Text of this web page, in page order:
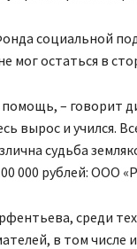
социальной
мог остаться в
помощь, – говорит
вырос и учился.
судьба
000 рублей: ООО
среди
в том числе